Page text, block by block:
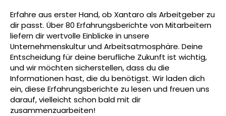
Erfahre aus erster Hand, ob Xantaro als Arbeitgeber zu
dir passt. Über 80 Erfahrungsberichte von Mitarbeitern
liefern dir wertvolle Einblicke in unsere
Unternehmenskultur und Arbeitsatmosphäre. Deine
Entscheidung für deine berufliche Zukunft ist wichtig,
und wir möchten sicherstellen, dass du die
Informationen hast, die du benötigst. Wir laden dich
ein, diese Erfahrungsberichte zu lesen und freuen uns
darauf, vielleicht schon bald mit dir
zusammenzuarbeiten!